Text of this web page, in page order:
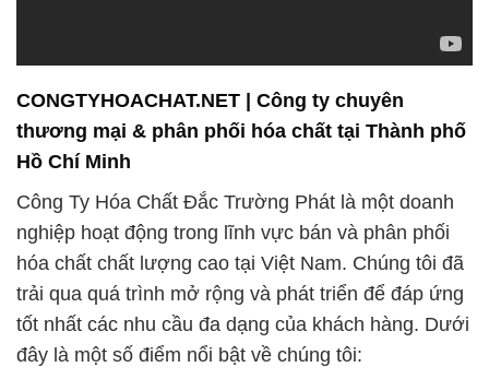
CONGTYHOACHAT.NET | Công ty chuyên
thương mại & phân phối hóa chất tại Thành phố
Hồ Chí Minh
Công Ty Hóa Chất Đắc Trường Phát là một doanh
nghiệp hoạt động trong lĩnh vực bán và phân phối
hóa chất chất lượng cao tại Việt Nam. Chúng tôi đã
trải qua quá trình mở rộng và phát triển để đáp ứng
tốt nhất các nhu cầu đa dạng của khách hàng. Dưới
đây là một số điểm nổi bật về chúng tôi: